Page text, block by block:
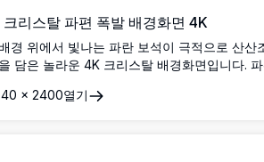
크리스탈 파편 폭발 배경화면 4K
경 위에서 빛나는 파란 보석이 극적으로 산산
담은 놀라운 4K 크리스탈 배경화면입니다. 파
화적 시각 효과를 연출합니다.
×2400열기